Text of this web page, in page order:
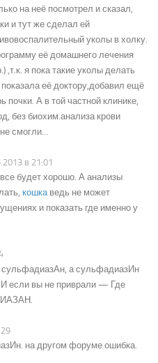
на неё посмотрел и сказал,
и тут же сделал ей
уколы в холку.
её домашнего лечения
,т.к. я пока такие уколы делать
её доктору,добавил ещё
почки. А в той частной клинике,
без биохим.анализа крови
не смогли…
в 21:01
будет хорошо. А анализы
кошкаведь не может
и показать где именно у
сульфадиазАн, а сульфадиазИн
И если вы не приврали — Где
на другом форуме ошибка.